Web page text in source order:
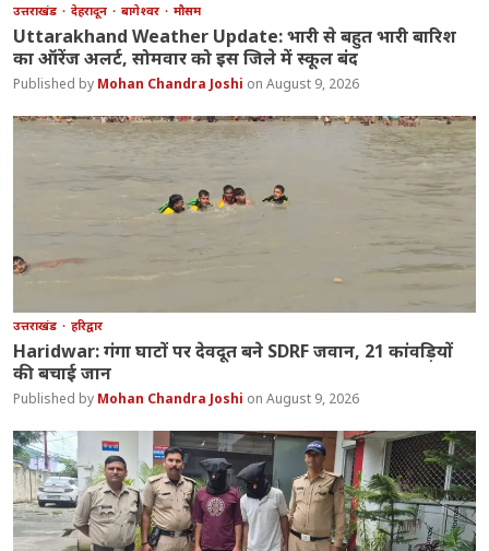
उत्तराखंड देहरादून बागेश्वर मौसम
Uttarakhand Weather Update: भारी से बहुत भारी बारिश
का ऑरेंज अलर्ट, सोमवार को इस जिले में स्कूल बंद
Mohan Chandra Joshi August 9, 2026
उत्तराखंड हरिद्वार
Haridwar: गंगा घाटों पर देवदूत बने SDRF जवान, 21 कांवड़ियों
की बचाई जान
Mohan Chandra Joshi August 9, 2026